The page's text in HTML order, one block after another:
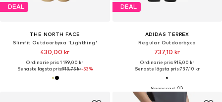
DEAL
THE NORTH FACE
Slimfit Outdoorbyxa 'Lighthing'
430,00 kr
Ordinarie pris: 1 199,00 kr
Senaste lägsta pris:913,75 kr-53%
DEAL
ADIDAS TERREX
Regular Outdoorbyxa
737,10 kr
Ordinarie pris: 915,00 kr
Senaste lägsta pris:737,10 kr